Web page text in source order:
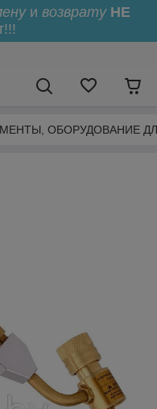
и возврату НЕ
ОБОРУДОВАНИЕ